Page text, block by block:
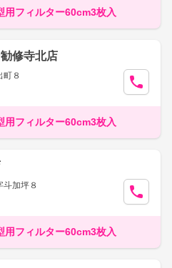
用フィルター60cm3枚入
修寺北店
８
用フィルター60cm3枚入
加坪８
用フィルター60cm3枚入